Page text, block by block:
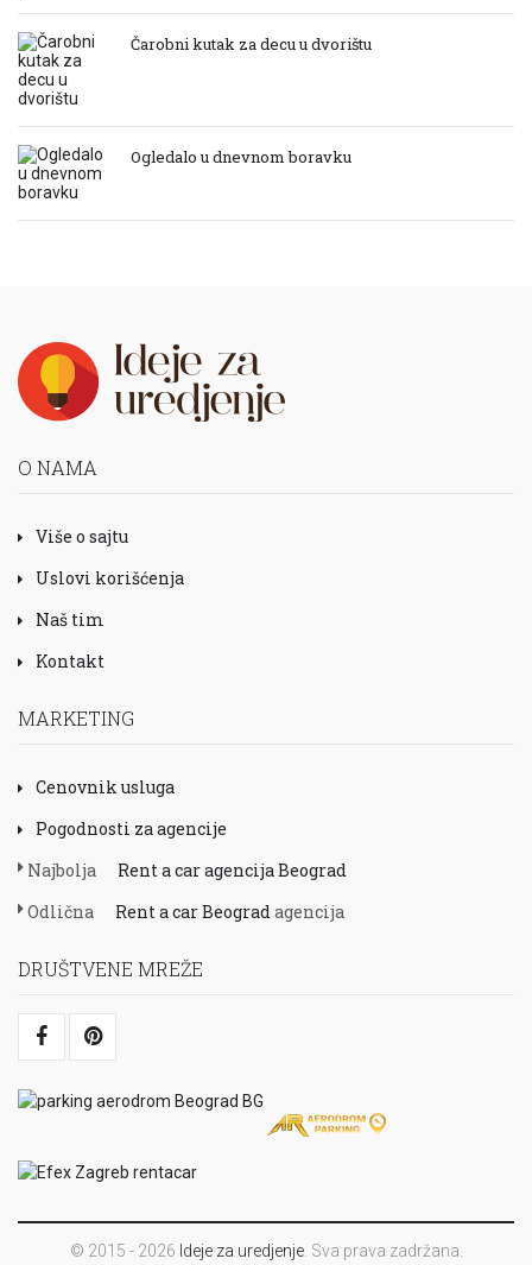
Čarobni kutak za decu u dvorištu
Ogledalo u dnevnom boravku
O NAMA
Više o sajtu
Uslovi korišćenja
Naš tim
Kontakt
MARKETING
Cenovnik usluga
Pogodnosti za agencije
Najbolja
Rent a car agencija Beograd
Odlična
Rent a car Beogradagencija
DRUŠTVENE MREŽE
© 2015 - 2026 Ideje za uredjenje. Sva prava zadržana.